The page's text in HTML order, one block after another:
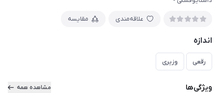
علاقه‌مندی مقایسه
اندازه
رقعی وزیری
ویژگی‌ها مشاهده همه